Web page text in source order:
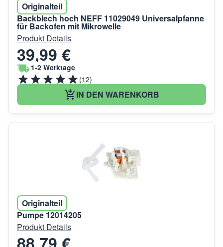
Originalteil
Backblech hoch NEFF 11029049 Universalpfanne
für Backofen mit Mikrowelle
Produkt Details
39,99 €
1-2 Werktage
(12)
IN DEN WARENKORB
Originalteil
Pumpe 12014205
Produkt Details